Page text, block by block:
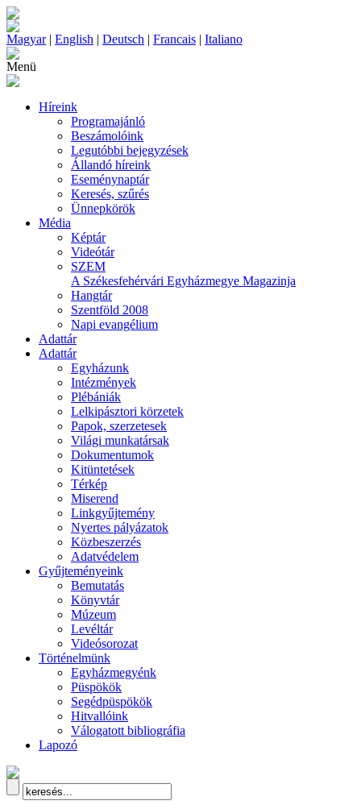
Magyar| English | Deutsch | Francais | Italiano
Menü
Híreink
Programajánló
Beszámolóink
Legutóbbi bejegyzések
Állandó híreink
Eseménynaptár
Keresés, szűrés
Ünnepkörök
Média
Képtár
Videótár
SZEM
A Székesfehérvári Egyházmegye Magazinja
Hangtár
Szentföld 2008
Napi evangélium
Adattár
Adattár
Egyházunk
Intézmények
Plébániák
Lelkipásztori körzetek
Papok, szerzetesek
Világi munkatársak
Dokumentumok
Kitüntetések
Térkép
Miserend
Linkgyűjtemény
Nyertes pályázatok
Közbeszerzés
Adatvédelem
Gyűjteményeink
Bemutatás
Könyvtár
Múzeum
Levéltár
Videósorozat
Történelmünk
Egyházmegyénk
Püspökök
Segédpüspökök
Hitvallóink
Válogatott bibliográfia
Lapozó